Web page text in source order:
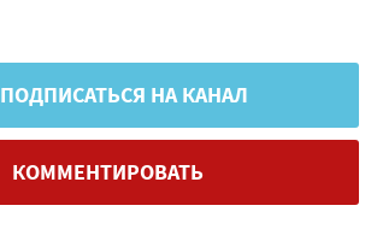
ПОДПИСАТЬСЯ НА КАНАЛ
КОММЕНТИРОВАТЬ